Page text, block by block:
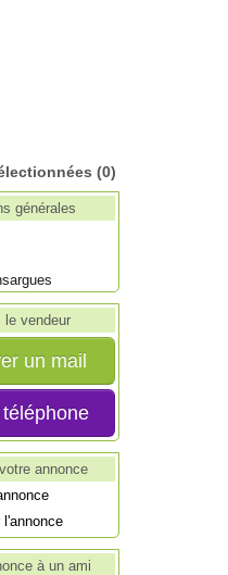
(0)
générales
le vendeur
un mail
annonce
l'annonce
à un ami